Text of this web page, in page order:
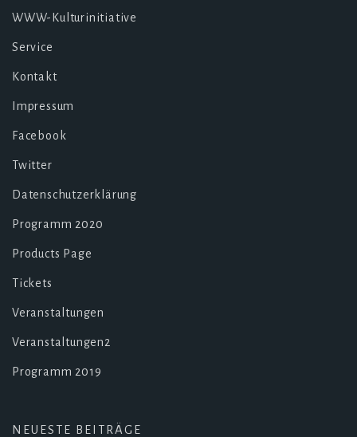
WWW-Kulturinitiative
Service
Kontakt
Impressum
Facebook
Twitter
Datenschutzerklärung
Programm 2020
Products Page
Tickets
Veranstaltungen
Veranstaltungen2
Programm 2019
NEUESTE BEITRÄGE